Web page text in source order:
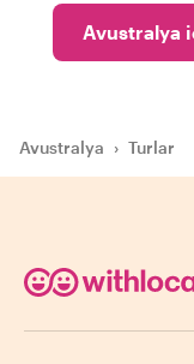
Avustralya
Avustralya › Turlar